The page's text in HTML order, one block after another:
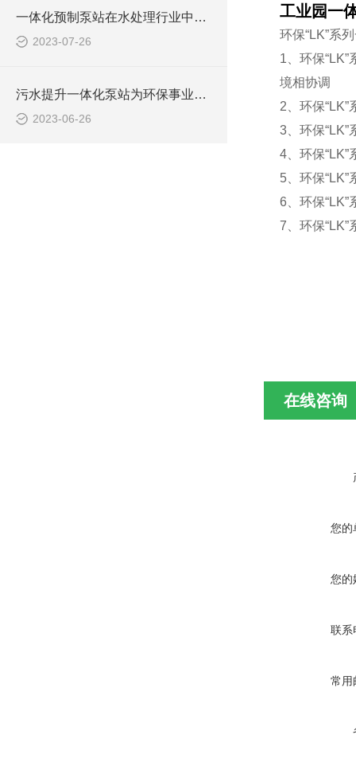
一体化预制泵站在水处理行业中的应用
2023-07-26
污水提升一体化泵站为环保事业做出了哪些贡献？
2023-06-26
工业园一
环保“LK”系
1、环保
境相协调
2、环保
3、环保
4、环保
5、环保
6、环保
7、环保
在线咨询
您的
您的
联系
常用